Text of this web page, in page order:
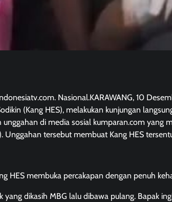
Nasional.KARAWANG, 10
(Kang HES), melakukan kunjungan
unggahan di media sosial kumparan.com yang
Unggahan tersebut membuat Kang HES
HES membuka percakapan dengan penuh
yang dikasih MBG lalu dibawa pulang. Bapak